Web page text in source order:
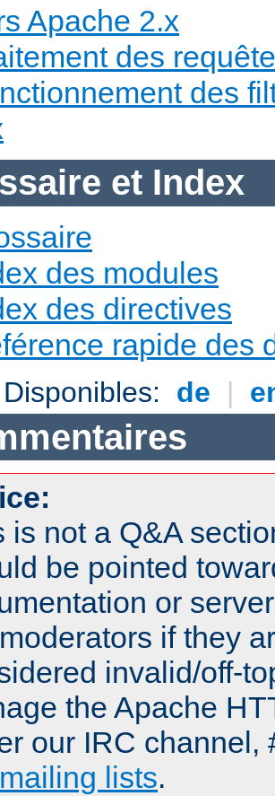
Apache 2.x
des
des
et Index
des modules
des directives
rapide des
de |
is not a Q&A
be pointed
or
if they
invalid/off-
the Apache
our IRC channel,
mailing lists.